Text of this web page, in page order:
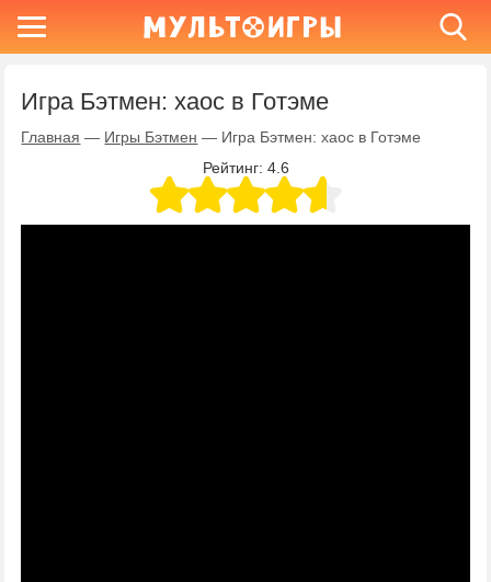
Игра Бэтмен: хаос в Готэме
Главная — Игры Бэтмен — Игра Бэтмен: хаос в Готэме
Рейтинг: 4.6